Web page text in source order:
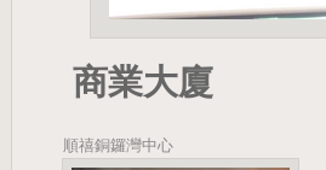
商業大廈
順禧銅鑼灣中心